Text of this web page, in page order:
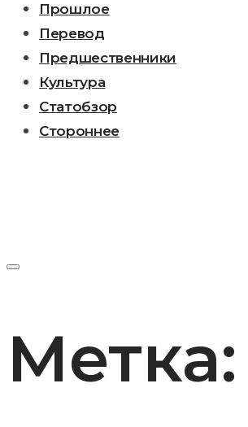
Прошлое
Перевод
Предшественники
Культура
Статобзор
Стороннее
Метка: